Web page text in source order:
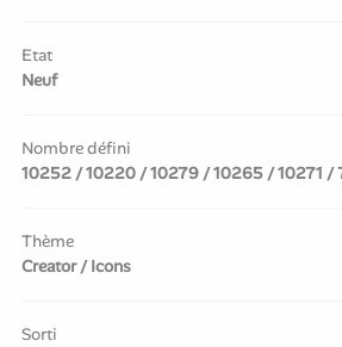
Etat
Neuf
Nombre défini
10252 / 10220 / 10279 / 10265 / 10271 /
Thème
Creator / Icons
Sorti